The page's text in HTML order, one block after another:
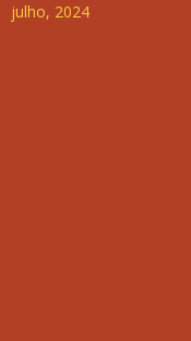
julho, 2024